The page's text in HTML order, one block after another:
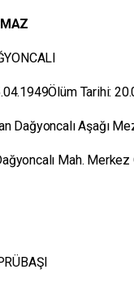
Tarihi:
Dağyoncalı Aşağı
Mah.